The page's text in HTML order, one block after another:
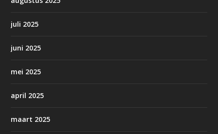
juli 2025
juni 2025
mei 2025
april 2025
maart 2025